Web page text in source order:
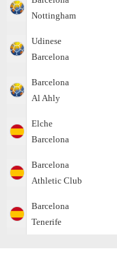
Nottingham
Udinese
Barcelona
Barcelona
Al Ahly
Elche
Barcelona
Barcelona
Athletic Club
Barcelona
Tenerife